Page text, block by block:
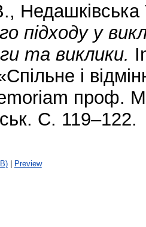
,
підходу у
та виклики.
і
проф.
С. 119–122.
| Preview